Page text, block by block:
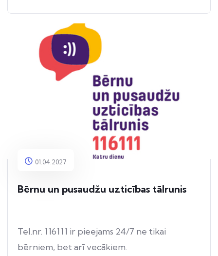
01.04.2027
Bērnu un pusaudžu uzticības tālrunis
Tel.nr. 116111 ir pieejams 24/7 ne tikai
bērniem, bet arī vecākiem.